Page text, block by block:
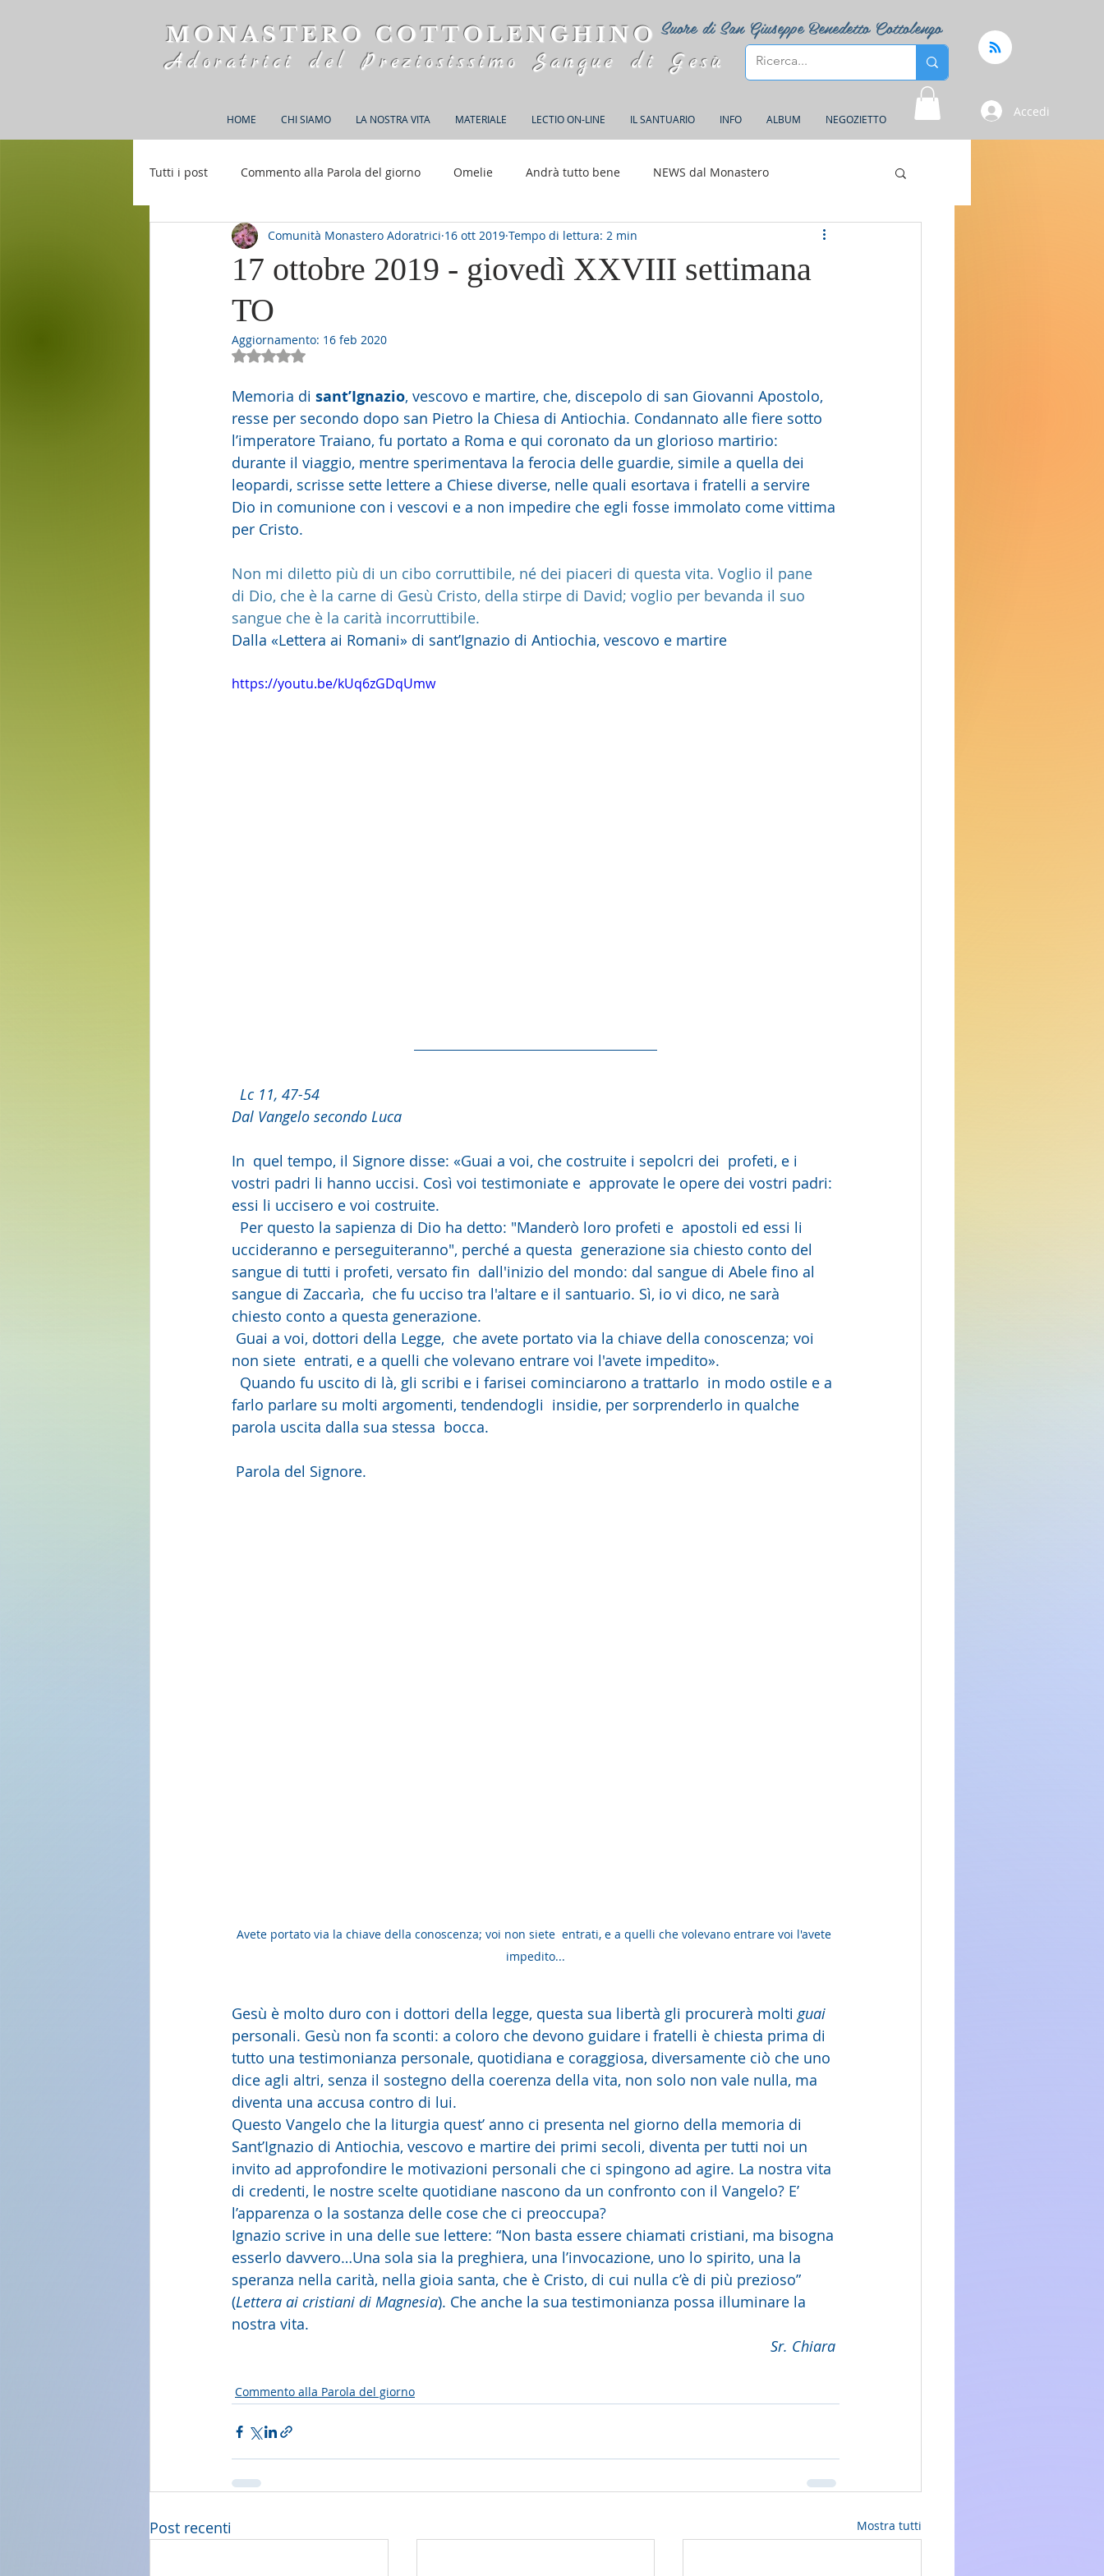
Suore di San Giuseppe Benedetto Cottolengo
MONASTERO COTTOLENGHINO
Adoratrici del Preziosissimo Sangue di Gesù
HOME CHI SIAMO LA NOSTRA VITA MATERIALE LECTIO ON-LINE IL SANTUARIO INFO ALBUM NEGOZIETTO
Accedi
Tutti i post Commento alla Parola del giorno Omelie Andrà tutto bene NEWS dal Monastero
Rifugio S. M. della Bellezza 150 anni di Adorazione
17 ottobre 2019 - giovedì XXVIII settimana
TO
Comunità Monastero Adoratrici 16 ott 2019 Tempo di lettura: 2 min
Aggiornamento: 16 feb 2020
Valutazione NaN stelle su 5.
Memoria di sant’Ignazio, vescovo e martire, che, discepolo di san Giovanni Apostolo,
resse per secondo dopo san Pietro la Chiesa di Antiochia. Condannato alle fiere sotto
l’imperatore Traiano, fu portato a Roma e qui coronato da un glorioso martirio:
durante il viaggio, mentre sperimentava la ferocia delle guardie, simile a quella dei
leopardi, scrisse sette lettere a Chiese diverse, nelle quali esortava i fratelli a servire
Dio in comunione con i vescovi e a non impedire che egli fosse immolato come vittima
per Cristo.
Non mi diletto più di un cibo corruttibile, né dei piaceri di questa vita. Voglio il pane
di Dio, che è la carne di Gesù Cristo, della stirpe di David; voglio per bevanda il suo
sangue che è la carità incorruttibile.
Dalla «Lettera ai Romani» di sant’Ignazio di Antiochia, vescovo e martire
https://youtu.be/kUq6zGDqUmw
Lc 11, 47-54
Dal Vangelo secondo Luca
In  quel tempo, il Signore disse: «Guai a voi, che costruite i sepolcri dei  profeti, e i
vostri padri li hanno uccisi. Così voi testimoniate e  approvate le opere dei vostri padri:
essi li uccisero e voi costruite.
uccideranno e perseguiteranno", perché a questa  generazione sia chiesto conto del
sangue di tutti i profeti, versato fin  dall'inizio del mondo: dal sangue di Abele fino al
sangue di Zaccarìa,  che fu ucciso tra l'altare e il santuario. Sì, io vi dico, ne sarà
chiesto conto a questa generazione.
non siete  entrati, e a quelli che volevano entrare voi l'avete impedito».
farlo parlare su molti argomenti, tendendogli  insidie, per sorprenderlo in qualche
parola uscita dalla sua stessa  bocca.
Parola del Signore.
Avete portato via la chiave della conoscenza; voi non siete  entrati, e a quelli che volevano entrare voi l'avete
impedito...
Gesù è molto duro con i dottori della legge, questa sua libertà gli procurerà molti guai
personali. Gesù non fa sconti: a coloro che devono guidare i fratelli è chiesta prima di
tutto una testimonianza personale, quotidiana e coraggiosa, diversamente ciò che uno
dice agli altri, senza il sostegno della coerenza della vita, non solo non vale nulla, ma
diventa una accusa contro di lui.
Questo Vangelo che la liturgia quest’ anno ci presenta nel giorno della memoria di
Sant’Ignazio di Antiochia, vescovo e martire dei primi secoli, diventa per tutti noi un
invito ad approfondire le motivazioni personali che ci spingono ad agire. La nostra vita
di credenti, le nostre scelte quotidiane nascono da un confronto con il Vangelo? E’
l’apparenza o la sostanza delle cose che ci preoccupa?
Ignazio scrive in una delle sue lettere: “Non basta essere chiamati cristiani, ma bisogna
esserlo davvero…Una sola sia la preghiera, una l’invocazione, uno lo spirito, una la
speranza nella carità, nella gioia santa, che è Cristo, di cui nulla c’è di più prezioso”
(Lettera ai cristiani di Magnesia). Che anche la sua testimonianza possa illuminare la
nostra vita.
Sr. Chiara
Commento alla Parola del giorno
Post recenti Mostra tutti